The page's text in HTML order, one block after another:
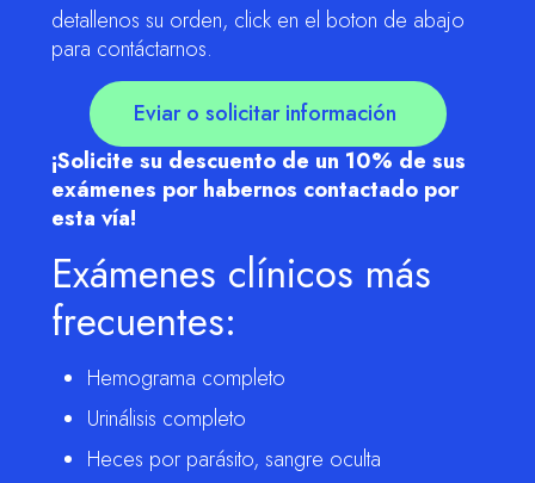
detallenos su orden, click en el boton de abajo
para contáctarnos.
Eviar o solicitar información
¡Solicite su descuento de un 10% de sus
exámenes por habernos contactado por
esta vía!
Exámenes clínicos más
frecuentes:
Hemograma completo
Urinálisis completo
Heces por parásito, sangre oculta